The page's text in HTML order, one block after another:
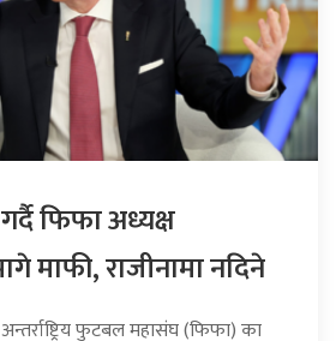
फिफा अध्यक्ष
माफी, राजीनामा नदिने
फुटबल महासंघ (फिफा) का